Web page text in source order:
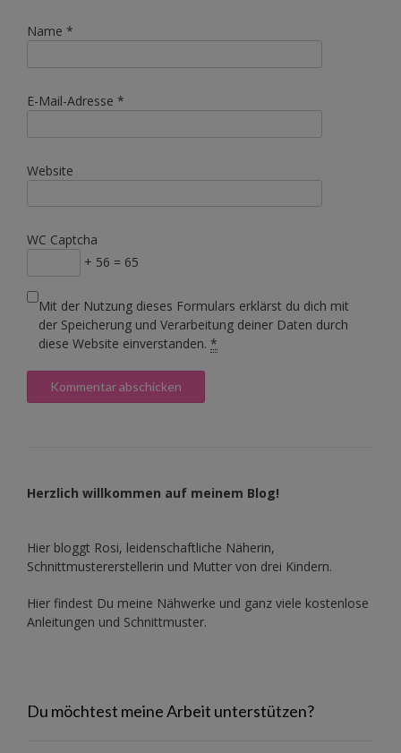
Name *
E-Mail-Adresse *
Website
WC Captcha
+ 56 = 65
Mit der Nutzung dieses Formulars erklärst du dich mit
der Speicherung und Verarbeitung deiner Daten durch
diese Website einverstanden. *
Herzlich willkommen auf meinem Blog!
Hier bloggt Rosi, leidenschaftliche Näherin,
Schnittmustererstellerin und Mutter von drei Kindern.
Hier findest Du meine Nähwerke und ganz viele kostenlose
Anleitungen und Schnittmuster.
Du möchtest meine Arbeit unterstützen?